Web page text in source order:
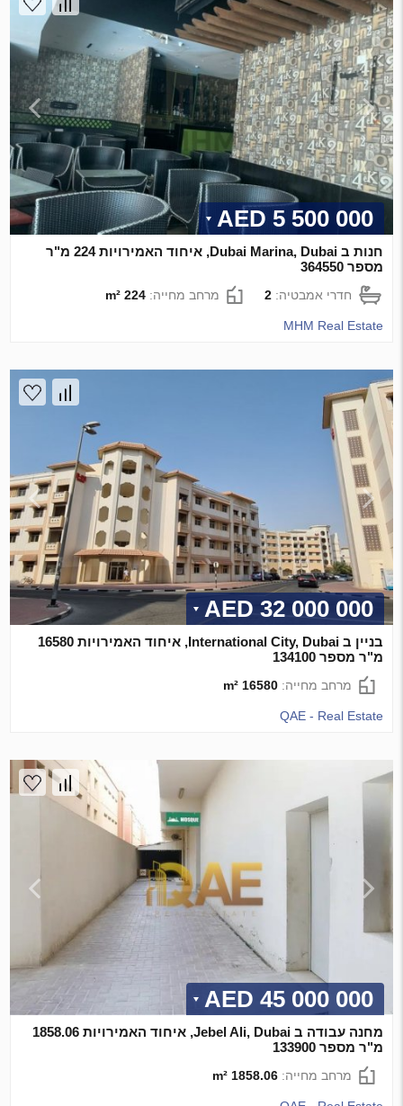
5 500 000 AED
חנות ב Dubai Marina, Dubai, איחוד האמירויות 224 מ"ר
מספר 364550
חדרי אמבטיה:2 מרחב מחייה:224 m²
MHM Real Estate
32 000 000 AED
בניין ב International City, Dubai, איחוד האמירויות 16580
מ"ר מספר 134100
מרחב מחייה:16580 m²
QAE - Real Estate
45 000 000 AED
מחנה עבודה ב Jebel Ali, Dubai, איחוד האמירויות 1858.06
מ"ר מספר 133900
מרחב מחייה:1858.06 m²